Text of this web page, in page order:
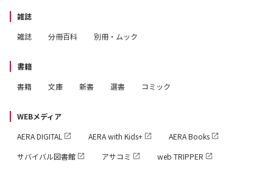
49 ■最新サイエンスニュース
50 ミッションは“月探査”！
52 「宇宙ごみ（スペースデブリ）」をつかまえろ！
54 史上初のワクチン開発・伝来物語
56 コロナ禍でも忘れてはいけない地球温暖化
58 他人の感覚を「共有」する ボディーシェアリング
進化中
ら脱出
雑誌
雑誌
分冊百科 別冊・ムック
書籍
書籍
文庫 新書 選書 コミック
WEBメディア
AERA DIGITAL
AERA with Kids+
AERA Books
サバイバル図書館
アサコミ
web TRIPPER